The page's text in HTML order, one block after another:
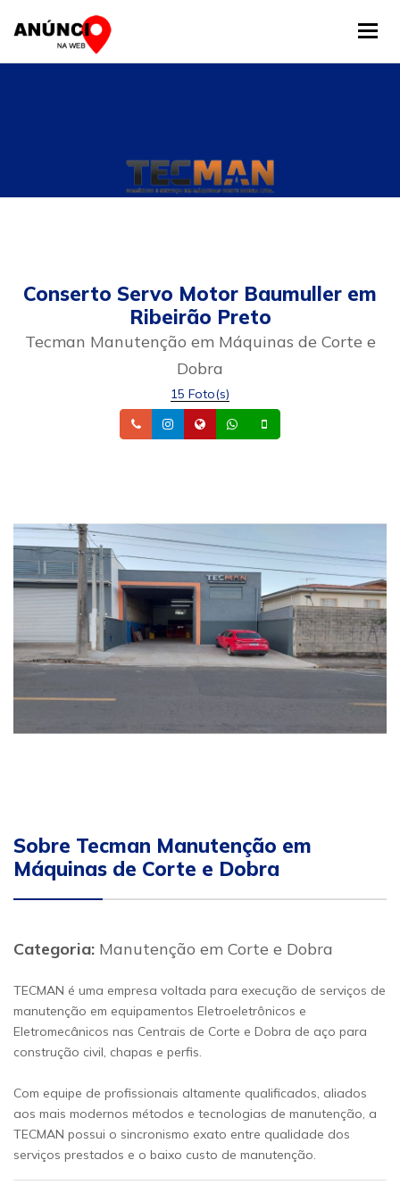
Conserto Servo Motor Baumuller em
Ribeirão Preto
Tecman Manutenção em Máquinas de Corte e
Dobra
15 Foto(s)
TelefoneInstagram
Site Whatsapp
Sobre Tecman Manutenção em
Máquinas de Corte e Dobra
Categoria: Manutenção em Corte e Dobra
TECMAN é uma empresa voltada para execução de serviços de
manutenção em equipamentos Eletroeletrônicos e
Eletromecânicos nas Centrais de Corte e Dobra de aço para
construção civil, chapas e perfis.
Com equipe de profissionais altamente qualificados, aliados
aos mais modernos métodos e tecnologias de manutenção, a
TECMAN possui o sincronismo exato entre qualidade dos
serviços prestados e o baixo custo de manutenção.